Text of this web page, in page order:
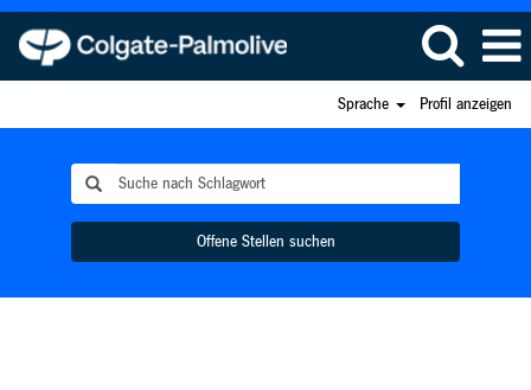
Sprache Profil anzeigen
Offene Stellen suchen